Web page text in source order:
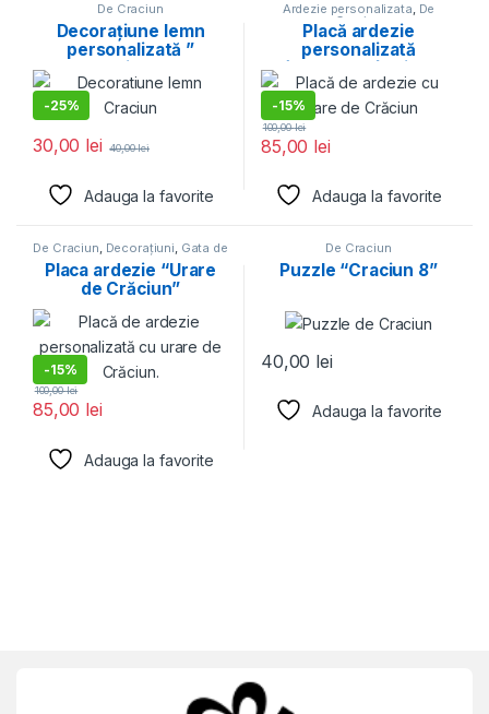
De Craciun
Decorațiune lemn
personalizată ”
-25%
30,00 lei 40,00lei
Adauga la favorite
Ardezie personalizata, De
Craciun
Placă ardezie
personalizată
“Zâmbete ca în ziua de
Crăciun”
-15%
85,00 lei
100,00lei
Adauga la favorite
De Craciun, Decorațiuni, Gata de
oferit
Placa ardezie “Urare
de Crăciun”
-15%
85,00 lei
100,00lei
Adauga la favorite
De Craciun
Puzzle “Craciun 8”
40,00 lei
Adauga la favorite